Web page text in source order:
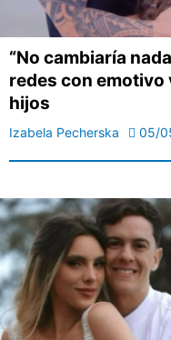
“No cambiaría
redes con emotivo
hijos
Izabela Pecherska 05/